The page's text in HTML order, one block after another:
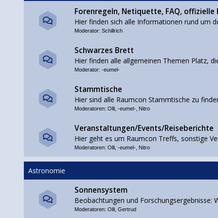
Forenregeln, Netiquette, FAQ,
Hier finden sich alle Informationen rund um
Moderator: Schillrich
Schwarzes Brett
Hier finden alle allgemeinen Themen Platz,
Moderator: -eumel-
Stammtische
Hier sind alle Raumcon Stammtische zu
Moderatoren: Olli, -eumel-, Nitro
Veranstaltungen/Events/Reiseberichte
Hier geht es um Raumcon Treffs, sonstige
Moderatoren: Olli, -eumel-, Nitro
Astronomie
Sonnensystem
Beobachtungen und Forschungsergebnisse:
Moderatoren: Olli, Gertrud